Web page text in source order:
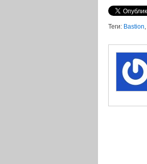
Теги: Bastion,